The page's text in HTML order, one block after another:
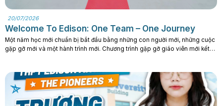
20/07/2026
Welcome To Edison: One Team – One Journey
Một năm học mới chuẩn bị bắt đầu bằng những con người mới, những cuộc
gặp gỡ mới và một hành trình mới. Chương trình gặp gỡ giáo viên mới kết